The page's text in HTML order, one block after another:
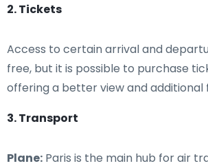
2. Tickets
Access to certain arrival and
free, but it is possible to purchase
offering a better view and additional
3. Transport
Plane: Paris is the main hub for air